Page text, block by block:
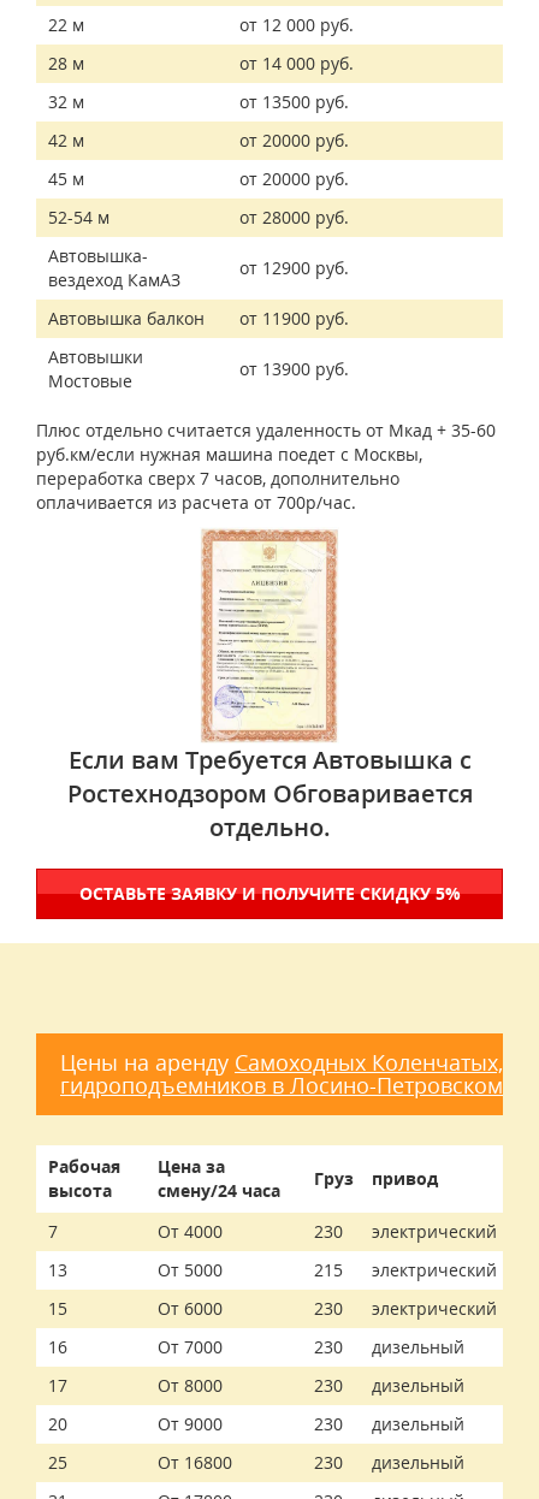
22 м
от 12 000 руб.
28 м
от 14 000 руб.
32 м
от 13500 руб.
42 м
от 20000 руб.
45 м
от 20000 руб.
52-54 м
от 28000 руб.
Автовышка-
вездеход КамАЗ
от 12900 руб.
Автовышка балкон
от 11900 руб.
Автовышки
Мостовые
от 13900 руб.
Плюс отдельно считается удаленность от Мкад + 35-60
руб.км/если нужная машина поедет с Москвы,
переработка сверх 7 часов, дополнительно
оплачивается из расчета от 700р/час.
Если вам Требуется Автовышка с
Ростехнодзором Обговаривается
отдельно.
ОСТАВЬТЕ ЗАЯВКУ И ПОЛУЧИТЕ СКИДКУ 5%
Цены на аренду Самоходных Коленчатых,
гидроподъемников в Лосино-Петровском
Рабочая
высота
Цена за
смену/24 часа
Груз привод
7 От 4000 230
электрический
13
От 5000 215
электрический
15
От 6000 230
электрический
16
От 7000 230
дизельный
17
От 8000 230
дизельный
20
От 9000 230
дизельный
25
От 16800 230
дизельный